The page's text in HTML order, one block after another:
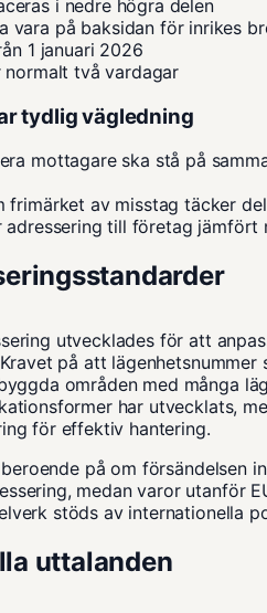
i nedre högra delen
vara på baksidan för inrikes
1 januari 2026
normalt två vardagar
tydlig vägledning
mottagare ska stå på
frimärket av misstag täcker
adressering till företag jämfört
utvecklades för att
på att
områden med många
har utvecklats,
för effektiv hantering.
på om försändelsen
medan varor utanför
stöds av internationella
uttalanden